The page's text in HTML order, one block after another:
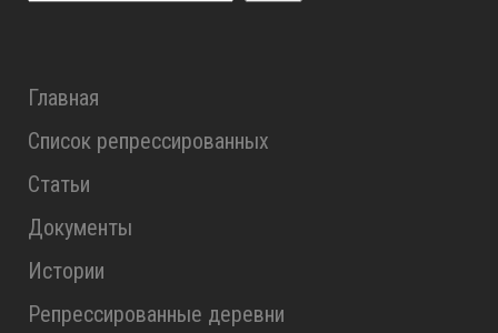
Главная
Список репрессированных
Статьи
Документы
Истории
Репрессированные деревни